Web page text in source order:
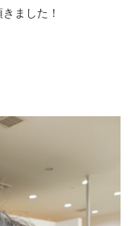
ました！